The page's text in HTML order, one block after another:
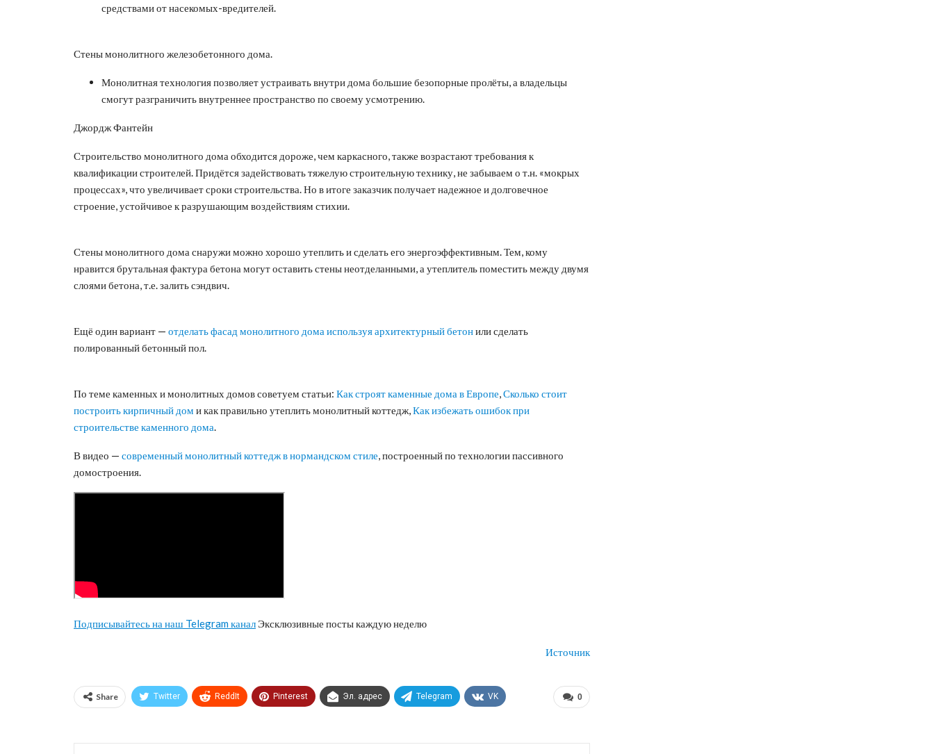
средствами от насекомых-вредителей.
Стены монолитного железобетонного дома.
Монолитная технология позволяет устраивать внутри дома большие безопорные пролёты, а владельцы
смогут разграничить внутреннее пространство по своему усмотрению.
Джордж Фантейн
Строительство монолитного дома обходится дороже, чем каркасного, также возрастают требования к
квалификации строителей. Придётся задействовать тяжелую строительную технику, не забываем о т.н. «мокрых
процессах», что увеличивает сроки строительства. Но в итоге заказчик получает надежное и долговечное
строение, устойчивое к разрушающим воздействиям стихии.
Стены монолитного дома снаружи можно хорошо утеплить и сделать его энергоэффективным. Тем, кому
нравится брутальная фактура бетона могут оставить стены неотделанными, а утеплитель поместить между двумя
слоями бетона, т.е. залить сэндвич.
Ещё один вариант — отделать фасад монолитного дома используя архитектурный бетонили сделать
полированный бетонный пол.
По теме каменных и монолитных домов советуем статьи: Как строят каменные дома в Европе,Сколько стоит
построить кирпичный дом и как правильно утеплить монолитный коттедж,Как избежать ошибок при
строительстве каменного дома.
В видео — современный монолитный коттедж в нормандском стиле, построенный по технологии пассивного
домостроения.
Подписывайтесь на наш Telegram каналЭксклюзивные посты каждую неделю
Источник
0
Share Twitter ReddIt Pinterest Эл. адрес Telegram VK